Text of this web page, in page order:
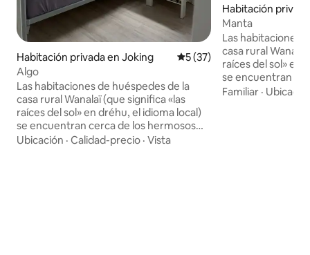
Habitación privada en Joking Calificación promedio: 5 de
5 (37)
Algo
Las habitaciones de huéspedes de la
casa rural Wanalaï (que significa «las
raíces del sol» en dréhu, el idioma local)
se encuentran cerca de los hermosos
acantilados de Joking en el norte de la
Ubicación · Calidad-precio · Vista
Habitación
Manta
Las habitaciones
casa rural
raíces del sol» en
se encuentran
acantilados de
Familiar ·